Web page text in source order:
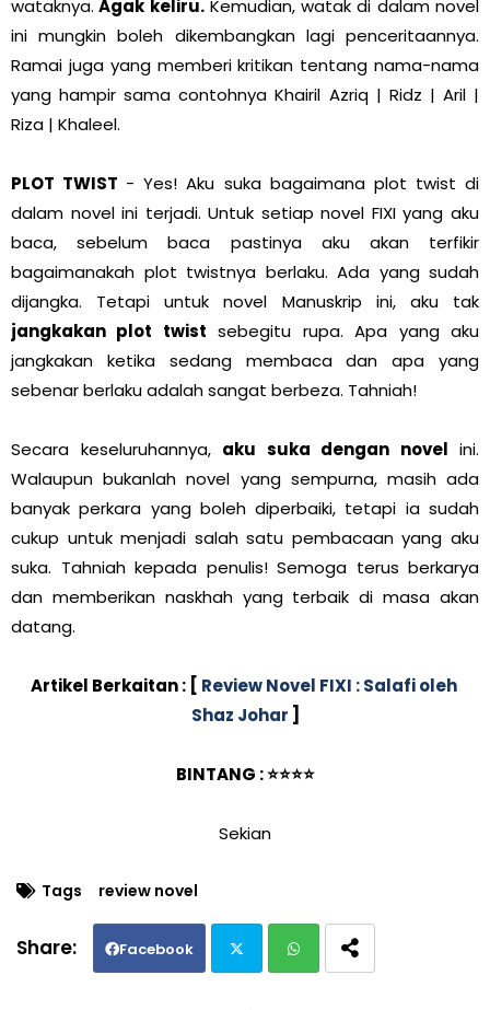
wataknya. Agak keliru.Kemudian, watak di dalam novel
ini mungkin boleh dikembangkan lagi penceritaannya.
Ramai juga yang memberi kritikan tentang nama-nama
yang hampir sama contohnya Khairil Azriq | Ridz | Aril |
Riza | Khaleel.
PLOT TWIST - Yes! Aku suka bagaimana plot twist di
dalam novel ini terjadi. Untuk setiap novel FIXI yang aku
baca, sebelum baca pastinya aku akan terfikir
bagaimanakah plot twistnya berlaku. Ada yang sudah
dijangka. Tetapi untuk novel Manuskrip ini, aku tak
jangkakan plot twist sebegitu rupa. Apa yang aku
jangkakan ketika sedang membaca dan apa yang
sebenar berlaku adalah sangat berbeza. Tahniah!
Secara keseluruhannya, aku suka dengan novel ini.
Walaupun bukanlah novel yang sempurna, masih ada
banyak perkara yang boleh diperbaiki, tetapi ia sudah
cukup untuk menjadi salah satu pembacaan yang aku
suka. Tahniah kepada penulis! Semoga terus berkarya
dan memberikan naskhah yang terbaik di masa akan
datang.
Artikel Berkaitan : [ Review Novel FIXI : Salafi oleh
Shaz Johar ]
BINTANG : ⭐⭐⭐⭐
Sekian
Tags review novel
Facebook